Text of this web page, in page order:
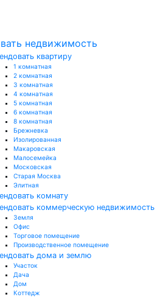
недвижимость
квартиру
1 комнатная
2 комнатная
3 комнатная
4 комнатная
5 комнатная
6 комнатная
8 комнатная
Брежневка
Изолированная
Макаровская
Малосемейка
Московская
Старая Москва
Элитная
комнату
коммерческую недвижимость
Земля
Офис
Торговое помещение
Производственное помещение
дома и землю
Участок
Дача
Дом
Коттедж